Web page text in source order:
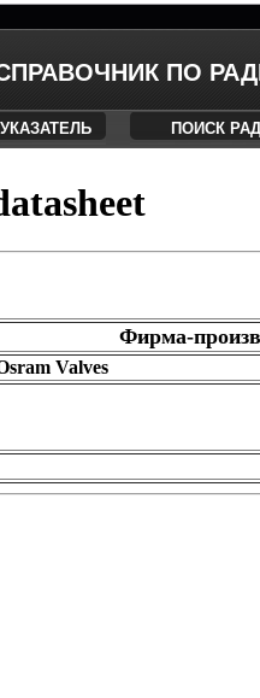
ПО
ПОИСК
Фирма-
Valves